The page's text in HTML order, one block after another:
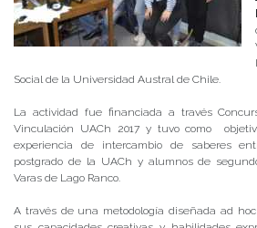
Social de la Universidad Austral de Chile.
La actividad fue financiada a través
Vinculación UACh 2017 y tuvo como
experiencia de intercambio de saberes
postgrado de la UACh y alumnos de
Varas de Lago Ranco.
A través de una metodología diseñada ad